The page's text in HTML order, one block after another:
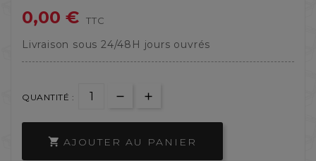
0,00 € TTC
Livraison sous 24/48H jours ouvrés
QUANTITÉ :
 AJOUTER AU PANIER